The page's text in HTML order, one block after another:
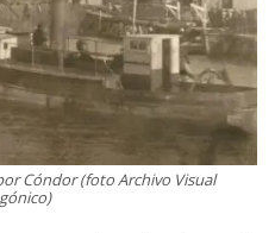
Cóndor (foto Archivo Visual